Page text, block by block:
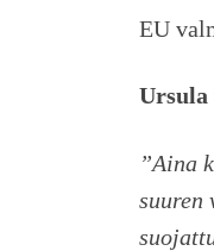
EU
Ursula
”Aina
suuren